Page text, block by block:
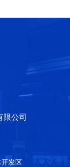
限公司
发区